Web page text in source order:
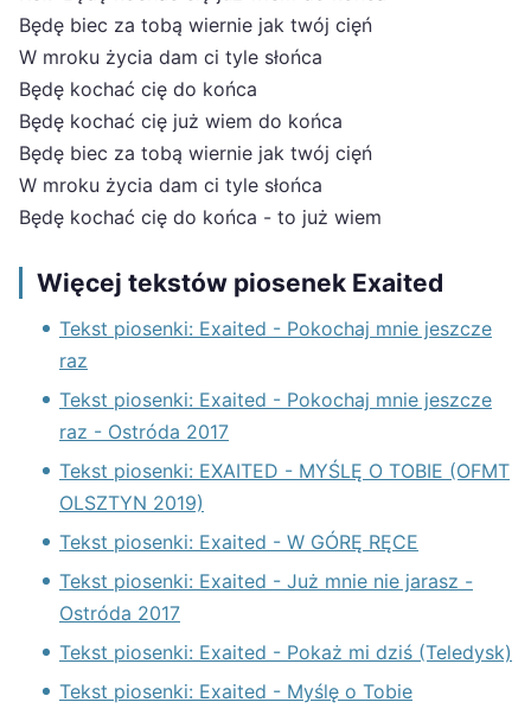
Będę biec za tobą wiernie jak twój cięń
W mroku życia dam ci tyle słońca
Będę kochać cię do końca
Będę kochać cię już wiem do końca
Będę biec za tobą wiernie jak twój cięń
W mroku życia dam ci tyle słońca
Będę kochać cię do końca - to już wiem
Więcej tekstów piosenek Exaited
Tekst piosenki: Exaited - Pokochaj mnie jeszcze
raz
Tekst piosenki: Exaited - Pokochaj mnie jeszcze
raz - Ostróda 2017
Tekst piosenki: EXAITED - MYŚLĘ O TOBIE (OFMT
OLSZTYN 2019)
Tekst piosenki: Exaited - W GÓRĘ RĘCE
Tekst piosenki: Exaited - Już mnie nie jarasz -
Ostróda 2017
Tekst piosenki: Exaited - Pokaż mi dziś (Teledysk)
Tekst piosenki: Exaited - Myślę o Tobie